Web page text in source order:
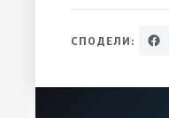
СПОДЕЛИ: